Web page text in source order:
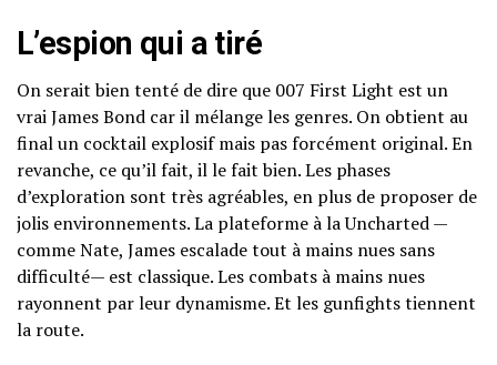
L’espion qui a tiré
On serait bien tenté de dire que 007 First Light est un
vrai James Bond car il mélange les genres. On obtient au
final un cocktail explosif mais pas forcément original. En
revanche, ce qu’il fait, il le fait bien. Les phases
d’exploration sont très agréables, en plus de proposer de
jolis environnements. La plateforme à la Uncharted —
comme Nate, James escalade tout à mains nues sans
difficulté— est classique. Les combats à mains nues
rayonnent par leur dynamisme. Et les gunfights tiennent
la route.